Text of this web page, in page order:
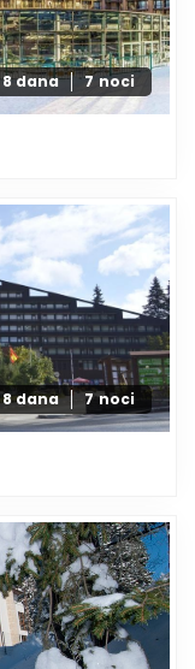
8 dana 7 noci
8 dana 7 noci